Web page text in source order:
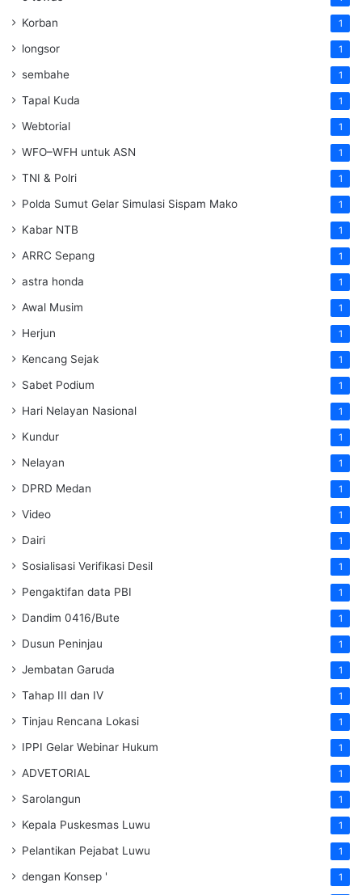
Korban 1
longsor 1
sembahe 1
Tapal Kuda 1
Webtorial 1
WFO–WFH untuk ASN 1
TNI & Polri 1
Polda Sumut Gelar Simulasi Sispam Mako 1
Kabar NTB 1
ARRC Sepang 1
astra honda 1
Awal Musim 1
Herjun 1
Kencang Sejak 1
Sabet Podium 1
Hari Nelayan Nasional 1
Kundur 1
Nelayan 1
DPRD Medan 1
Video 1
Dairi 1
Sosialisasi Verifikasi Desil 1
Pengaktifan data PBI 1
Dandim 0416/Bute 1
Dusun Peninjau 1
Jembatan Garuda 1
Tahap III dan IV 1
Tinjau Rencana Lokasi 1
IPPI Gelar Webinar Hukum 1
ADVETORIAL 1
Sarolangun 1
Kepala Puskesmas Luwu 1
Pelantikan Pejabat Luwu 1
dengan Konsep ' 1